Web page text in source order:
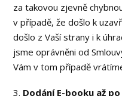
za takovou zjevně
v případě, že došlo k
došlo z Vaší strany i k
jsme oprávněni od
Vám v tom případě
3. Dodání E-booku až